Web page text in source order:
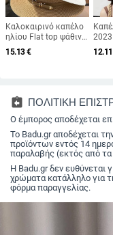
Καλοκαιρινό καπέλο
ηλίου Flat top ψάθινα
καπέλα για γυναίκες
Νέο μεταλλικό
Καπέλο για διακοπές
15.13€
2023
12.11
assignment_return ΠΟΛΙΤΙΚΗ
Ο έμπορος αποδέχεται
Το Badu.gr αποδέχεται
προϊόντων εντός 14
παραλαβής (εκτός από
Η Badu.gr δεν ευθύνεται
χρώματα κατάλληλο για
φόρμα παραγγελίας.